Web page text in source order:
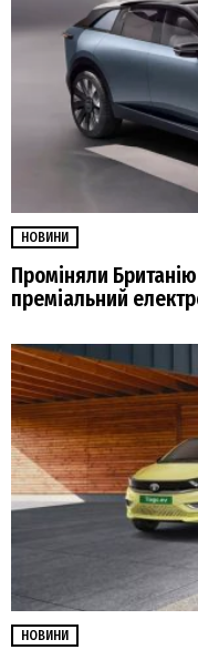
НОВИНИ
Проміняли
преміальний
НОВИНИ